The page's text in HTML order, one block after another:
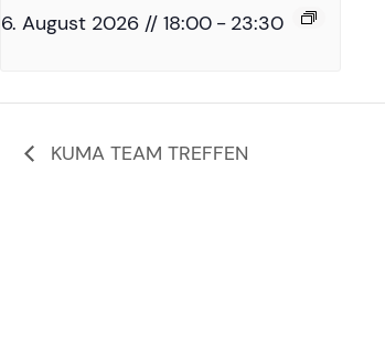
6. August 2026 // 18:00 - 23:30
KUMA TEAM TREFFEN